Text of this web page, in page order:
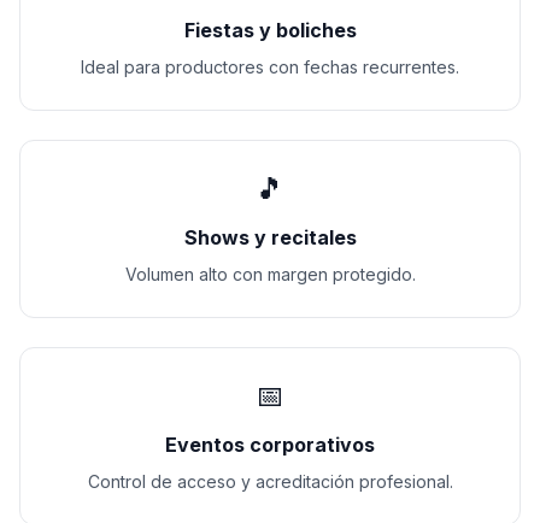
Fiestas y boliches
Ideal para productores con fechas recurrentes.
🎵
Shows y recitales
Volumen alto con margen protegido.
📅
Eventos corporativos
Control de acceso y acreditación profesional.